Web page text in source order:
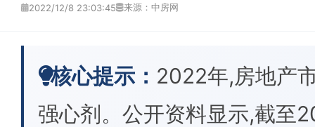
2022/12/8 23:03:45 来源：中房网
核心提示： 2022年,房地产
强心剂。公开资料显示,截至